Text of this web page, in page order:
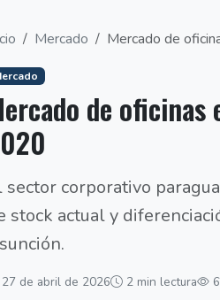
Mercado Mercado de
de oficinas
sector corporativo
stock actual y
27 de abril de 2026 2 min lectura